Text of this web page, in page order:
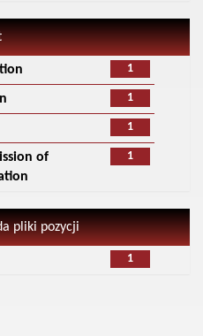
1
1
1
1
of
pliki pozycji
1